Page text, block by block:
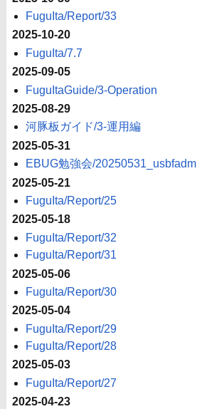
FuguIta/Report/33
2025-10-20
FuguIta/7.7
2025-09-05
FuguItaGuide/3-Operation
2025-08-29
河豚板ガイド/3-運用編
2025-05-31
EBUG勉強会/20250531_usbfadm
2025-05-21
FuguIta/Report/25
2025-05-18
FuguIta/Report/32
FuguIta/Report/31
2025-05-06
FuguIta/Report/30
2025-05-04
FuguIta/Report/29
FuguIta/Report/28
2025-05-03
FuguIta/Report/27
2025-04-23